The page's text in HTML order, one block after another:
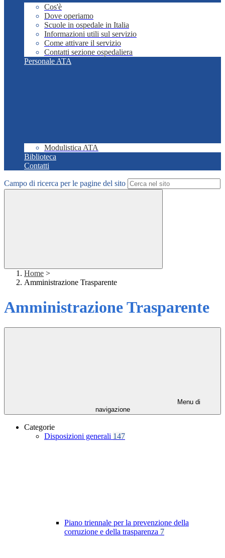
Cos'è
Dove operiamo
Scuole in ospedale in Italia
Informazioni utili sul servizio
Come attivare il servizio
Contatti sezione ospedaliera
Personale ATA
Modulistica ATA
Biblioteca
Contatti
Campo di ricerca per le pagine del sito
Home >
Amministrazione Trasparente
Amministrazione Trasparente
Menu di
navigazione
Categorie
Disposizioni generali 147
Piano triennale per la prevenzione della
corruzione e della trasparenza 7